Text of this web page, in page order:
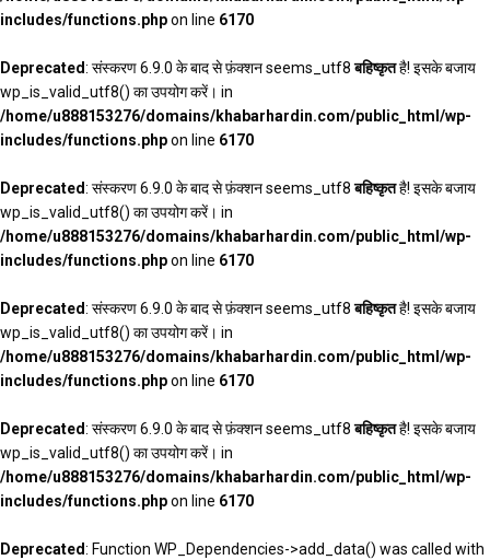
includes/functions.phpon line 6170
Deprecated: संस्करण 6.9.0 के बाद से फ़ंक्शन seems_utf8बहिष्कृतहै! इसके बजाय
wp_is_valid_utf8() का उपयोग करें। in
/home/u888153276/domains/khabarhardin.com/public_html/wp-
includes/functions.phpon line 6170
Deprecated: संस्करण 6.9.0 के बाद से फ़ंक्शन seems_utf8बहिष्कृतहै! इसके बजाय
wp_is_valid_utf8() का उपयोग करें। in
/home/u888153276/domains/khabarhardin.com/public_html/wp-
includes/functions.phpon line 6170
Deprecated: संस्करण 6.9.0 के बाद से फ़ंक्शन seems_utf8बहिष्कृतहै! इसके बजाय
wp_is_valid_utf8() का उपयोग करें। in
/home/u888153276/domains/khabarhardin.com/public_html/wp-
includes/functions.phpon line 6170
Deprecated: संस्करण 6.9.0 के बाद से फ़ंक्शन seems_utf8बहिष्कृतहै! इसके बजाय
wp_is_valid_utf8() का उपयोग करें। in
/home/u888153276/domains/khabarhardin.com/public_html/wp-
includes/functions.phpon line 6170
Deprecated: Function WP_Dependencies->add_data() was called with